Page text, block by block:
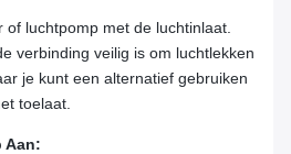
of luchtpomp met de luchtinlaat.
verbinding veilig is om luchtlekken
je kunt een alternatief gebruiken
toelaat.
Aan: